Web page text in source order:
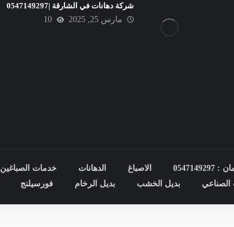
شركة دهانات في الشارقة |0547149297
مارس 25, 2025
10
الاصباغ الدهانات خدمات الصباغين
الصناعي بديل الخشب بديل الرخام فورسيلنج